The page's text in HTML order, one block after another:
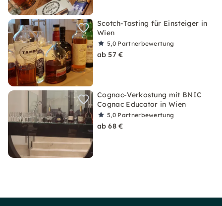
Scotch-Tasting für Einsteiger in
Wien
5,0 Partnerbewertung
ab 57 €
Cognac-Verkostung mit BNIC
Cognac Educator in Wien
5,0 Partnerbewertung
ab 68 €